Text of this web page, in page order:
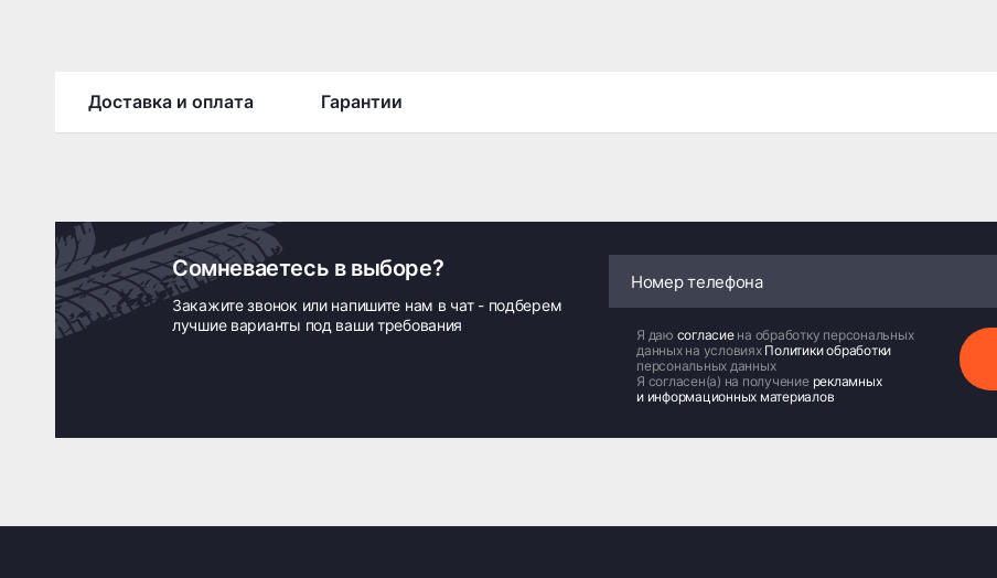
Доставка и оплата Гарантии
Сомневаетесь в выборе?
Закажите звонок или напишите нам в чат - подберем
лучшие варианты под ваши требования
Я даю согласие на обработку персональных
данных на условиях Политики обработки
персональных данных
Я согласен(а) на получение рекламных
и информационных материалов